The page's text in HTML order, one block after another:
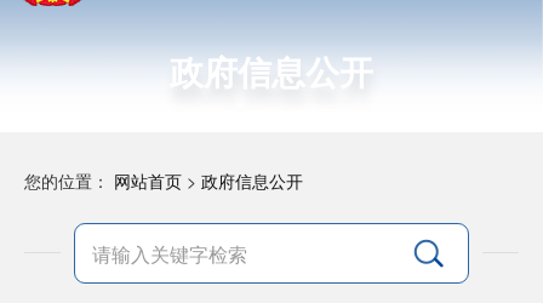
政府信息公开
您的位置： 网站首页 > 政府信息公开